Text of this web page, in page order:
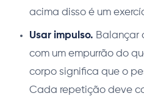
acima disso é um
Usar impulso. Balançar
com um empurrão do
corpo significa que o
Cada repetição deve